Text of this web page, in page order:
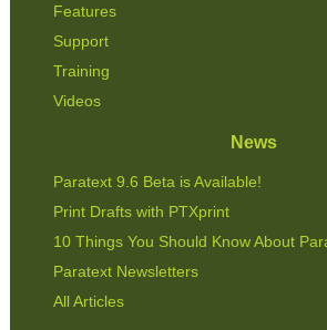
Features
Support
Training
Videos
News
Paratext 9.6 Beta is Available!
Print Drafts with PTXprint
10 Things You Should Know About
Paratext Newsletters
All Articles